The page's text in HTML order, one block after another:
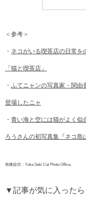
＜参考＞
・ ネコがいる喫茶店の日常
「猫と喫茶店」
・ ふてニャンの写真家・関由
登場したニャ
・ 青い海と空には猫がよく似
ろうさんの初写真集『ネコ島
画像提供：Yuka Seki Cat Photo Office.
▼記事が気に入った